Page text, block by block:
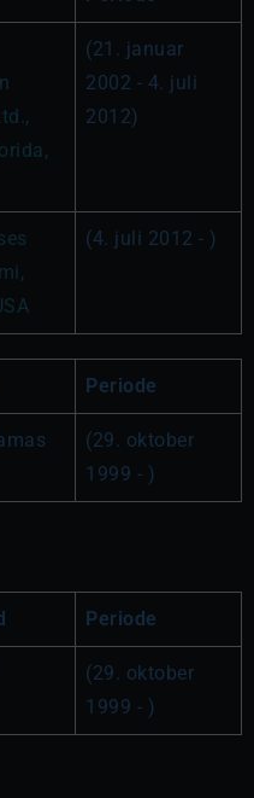
(21. januar
2002 - 4. juli
2012)
(4. juli 2012 - )
Periode
(29. oktober
1999 - )
Periode
(29. oktober
1999 - )